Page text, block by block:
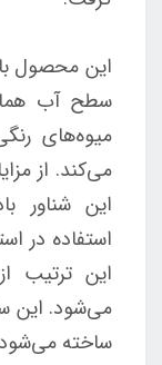
این محصول
سطح آب
میوه‌های
می‌کند. از
این شناور
استفاده در
این ترتیب
می‌شود. این
ساخته